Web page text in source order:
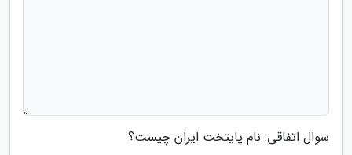
سوال اتفاقی: نام پایتخت ایران چیست؟